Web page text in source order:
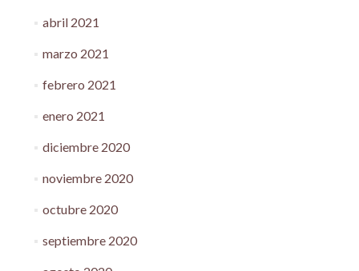
abril 2021
marzo 2021
febrero 2021
enero 2021
diciembre 2020
noviembre 2020
octubre 2020
septiembre 2020